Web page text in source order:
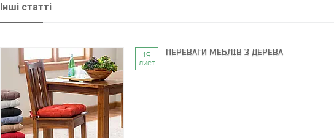
Інші статті
19
лист.
ПЕРЕВАГИ МЕБЛІВ З ДЕРЕВА